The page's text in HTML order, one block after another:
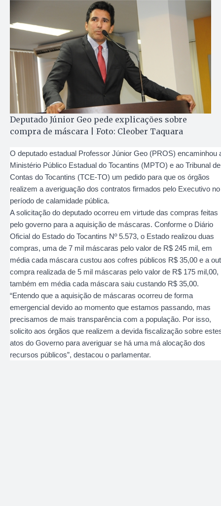
Deputado Júnior Geo pede explicações sobre
compra de máscara | Foto: Cleober Taquara
O deputado estadual Professor Júnior Geo (PROS) encaminhou
Ministério Público Estadual do Tocantins (MPTO) e ao Tribunal de
Contas do Tocantins (TCE-TO) um pedido para que os órgãos
realizem a averiguação dos contratos firmados pelo Executivo no
período de calamidade pública.
A solicitação do deputado ocorreu em virtude das compras feitas
pelo governo para a aquisição de máscaras. Conforme o Diário
Oficial do Estado do Tocantins Nº 5.573, o Estado realizou duas
compras, uma de 7 mil máscaras pelo valor de R$ 245 mil, em
média cada máscara custou aos cofres públicos R$ 35,00 e a
compra realizada de 5 mil máscaras pelo valor de R$ 175 mil,00,
também em média cada máscara saiu custando R$ 35,00.
“Entendo que a aquisição de máscaras ocorreu de forma
emergencial devido ao momento que estamos passando, mas
precisamos de mais transparência com a população. Por isso,
solicito aos órgãos que realizem a devida fiscalização sobre
atos do Governo para averiguar se há uma má alocação dos
recursos públicos”, destacou o parlamentar.